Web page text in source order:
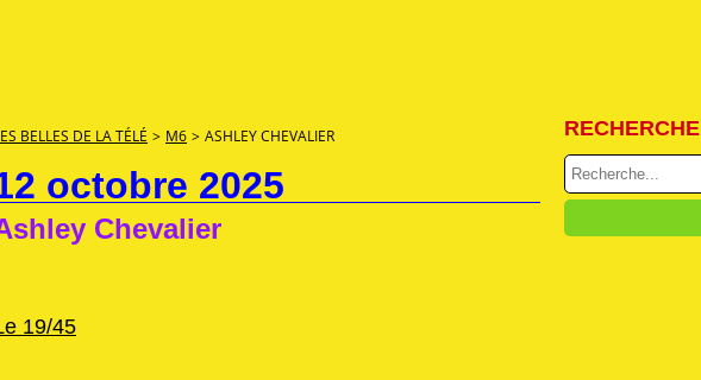
BELLES DE LA TÉLÉ > M6 > ASHLEY CHEVALIER
octobre 2025
Chevalier
19/45
RECHERCHE